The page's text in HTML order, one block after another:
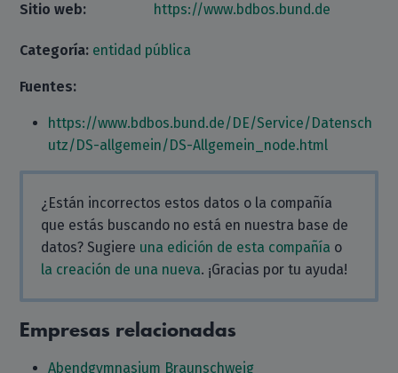
Sitio web:
https://www.bdbos.bund.de
Categoría: entidad pública
Fuentes:
https://www.bdbos.bund.de/DE/Service/Datensch
utz/DS-allgemein/DS-Allgemein_node.html
¿Están incorrectos estos datos o la compañía
que estás buscando no está en nuestra base de
datos? Sugiere una edición de esta compañía o
la creación de una nueva. ¡Gracias por tu ayuda!
Empresas relacionadas
Abendgymnasium Braunschweig